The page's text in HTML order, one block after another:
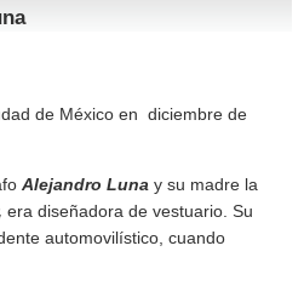
de México en diciembre de
Alejandro Luna y su madre la
era diseñadora de vestuario. Su
automovilístico, cuando